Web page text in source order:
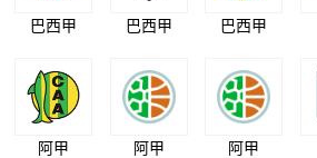
巴西甲 巴西甲 巴西甲
阿甲 阿甲 阿甲